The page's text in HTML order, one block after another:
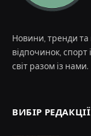
Новини, тренди та
відпочинок, спорт
світ разом із нами.
ВИБІР РЕДАКЦІЇ